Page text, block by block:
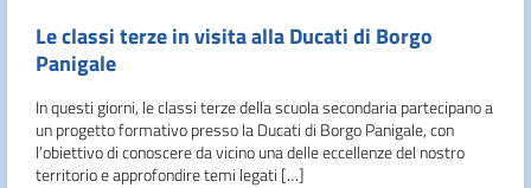
Le classi terze in visita alla Ducati di Borgo
Panigale
In questi giorni, le classi terze della scuola secondaria partecipano a
un progetto formativo presso la Ducati di Borgo Panigale, con
l’obiettivo di conoscere da vicino una delle eccellenze del nostro
territorio e approfondire temi legati […]